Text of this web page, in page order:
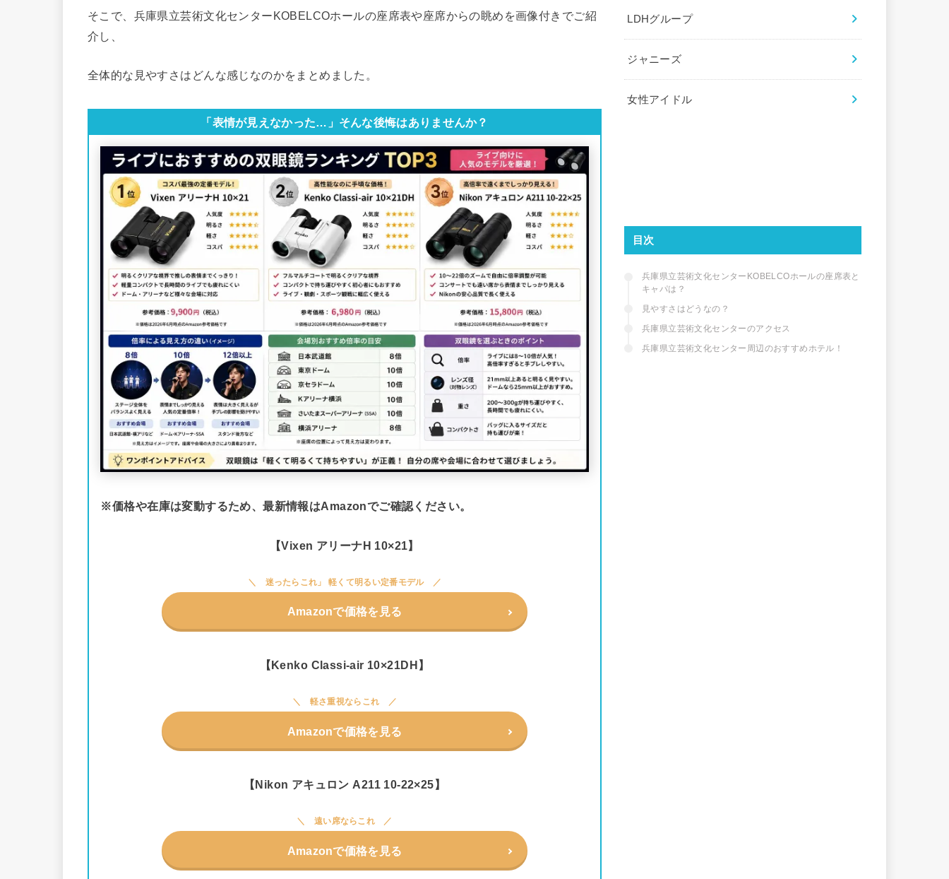
そこで、兵庫県立芸術文化センターKOBELCOホールの座席表や座席からの眺めを画像付きでご紹
介し、
全体的な見やすさはどんな感じなのかをまとめました。
「表情が見えなかった…」そんな後悔はありませんか？
※価格や在庫は変動するため、最新情報はAmazonでご確認ください。
【Vixen アリーナH 10×21】
迷ったらこれ」 軽くて明るい定番モデル
Amazonで価格を見る
【Kenko Classi-air 10×21DH】
軽さ重視ならこれ
Amazonで価格を見る
【Nikon アキュロン A211 10-22×25】
遠い席ならこれ
Amazonで価格を見る
LDHグループ
ジャニーズ
女性アイドル
目次
兵庫県立芸術文化センターKOBELCOホールの座席表と
キャパは？
見やすさはどうなの？
兵庫県立芸術文化センターのアクセス
兵庫県立芸術文化センター周辺のおすすめホテル！